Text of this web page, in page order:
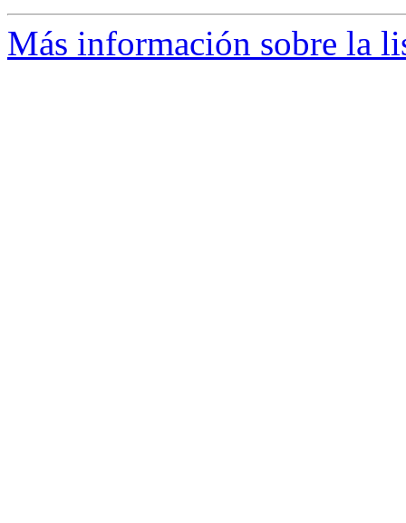
Más información sobre la